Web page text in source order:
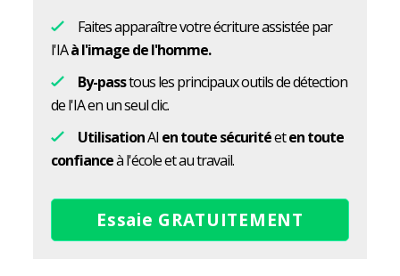
Faites apparaître votre écriture assistée par
l'IAà l'image de l'homme.
By-passtous les principaux outils de détection
de l'IA en un seul clic.
UtilisationAI en toute sécuritéeten toute
confianceà l'école et au travail.
Essaie GRATUITEMENT